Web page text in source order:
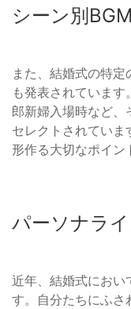
シーン別
また、結婚式の特
も発表されていま
郎新婦入場時など
セレクトされていま
形作る大切なポイン
パーソナラ
近年、結婚式におい
す。自分たちにふさ